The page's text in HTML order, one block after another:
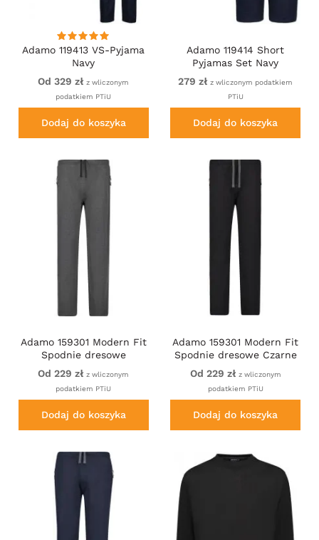
Adamo 119413 VS-Pyjama
Navy
Od 329 zł z wliczonym
podatkiem PTiU
Dodaj do koszyka
Adamo 119414 Short
Pyjamas Set Navy
279 zł z wliczonym podatkiem
PTiU
Dodaj do koszyka
Adamo 159301 Modern Fit
Spodnie dresowe
Ciemnoszare
Od 229 zł z wliczonym
podatkiem PTiU
Dodaj do koszyka
Adamo 159301 Modern Fit
Spodnie dresowe Czarne
Od 229 zł z wliczonym
podatkiem PTiU
Dodaj do koszyka